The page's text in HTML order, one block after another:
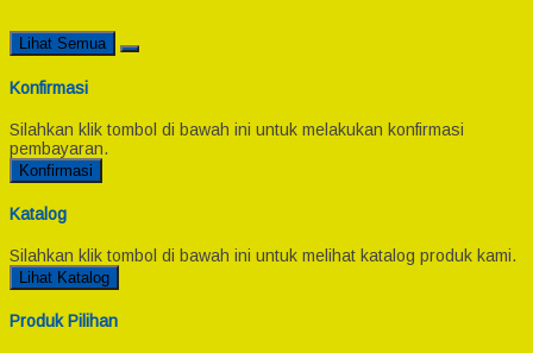
Lihat Semua
Konfirmasi
Silahkan klik tombol di bawah ini untuk melakukan konfirmasi
pembayaran.
Konfirmasi
Katalog
Silahkan klik tombol di bawah ini untuk melihat katalog produk kami.
Lihat Katalog
Produk Pilihan